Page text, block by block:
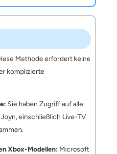
Methode erfordert keine
komplizierte
Sie haben Zugriff auf alle
einschließlich Live-TV
Xbox-Modellen: Microsoft